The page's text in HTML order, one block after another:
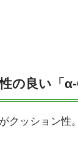
の良い「α-
クッション性。